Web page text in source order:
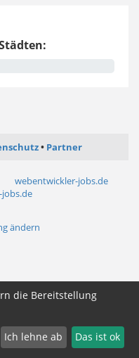
Partner
webentwickler-jobs.de
ändern
die Bereitstellung
Ich lehne ab Das ist ok